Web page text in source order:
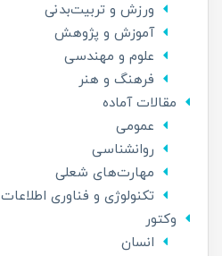
ورزش و تربیت‌بدنی
آموزش و پژوهش
علوم و مهندسی
فرهنگ و هنر
مقالات آماده
عمومی
روانشناسی
مهارت‌های شعلی
تکنولوژی و فناوری اطلاعات
وکتور
انسان